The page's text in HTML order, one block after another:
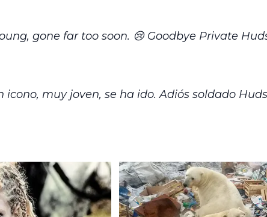
gone far too soon. 😢 Goodbye Private
muy joven, se ha ido. Adiós soldado